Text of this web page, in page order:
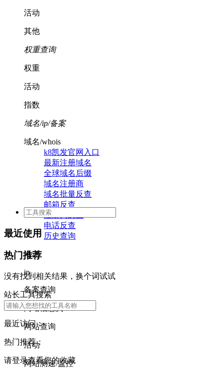
活动
其他
权重查询
权重
活动
指数
域名/ip/备案
域名/whois
k8凯发官网入口
最新注册域名
全球域名后缀
域名注册商
域名批量反查
邮箱反查
注册人反查
电话反查
历史查询
活动
ip
备案查询
网站信息类
网站查询
活动
网站测速/监控
最近使用
热门推荐
没有找到相关结果，换个词试试
站长工具搜索
最近访问：
热门推荐：
请登录查看您的收藏